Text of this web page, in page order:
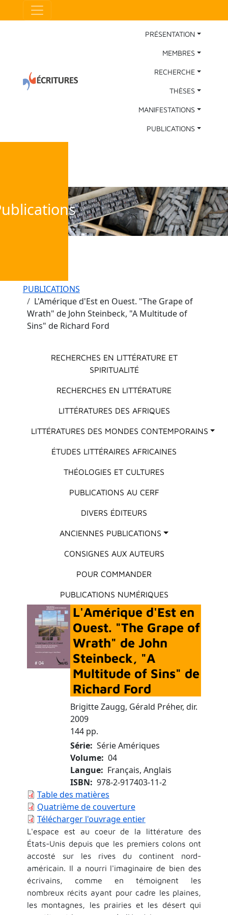
Aller au contenu principal
Main Navigation
PRÉSENTATION
MEMBRES
RECHERCHE
THÈSES
MANIFESTATIONS
PUBLICATIONS
Fil d'Ariane
PUBLICATIONS
L'Amérique d'Est en Ouest. "The Grape of
Wrath" de John Steinbeck, "A Multitude of
Sins" de Richard Ford
Menu principal
RECHERCHES EN LITTÉRATURE ET
SPIRITUALITÉ
RECHERCHES EN LITTÉRATURE
LITTÉRATURES DES AFRIQUES
LITTÉRATURES DES MONDES CONTEMPORAINS
ÉTUDES LITTÉRAIRES AFRICAINES
THÉOLOGIES ET CULTURES
PUBLICATIONS AU CERF
DIVERS ÉDITEURS
ANCIENNES PUBLICATIONS
CONSIGNES AUX AUTEURS
POUR COMMANDER
PUBLICATIONS NUMÉRIQUES
L'Amérique d'Est en
Ouest. "The Grape of
Wrath" de John
Steinbeck, "A
Multitude of Sins" de
Richard Ford
Brigitte Zaugg, Gérald Préher, dir.
2009
144 pp.
Série
Série Amériques
Volume
04
Langue
Français, Anglais
ISBN
978-2-917403-11-2
Table des matières
Quatrième de couverture
Télécharger l'ouvrage entier
L'espace est au coeur de la littérature des
États-Unis depuis que les premiers colons ont
accosté sur les rives du continent nord-
américain. Il a nourri l'imaginaire de bien des
écrivains, comme en témoignent les
nombreux récits ayant pour cadre les plaines,
les montagnes, les prairies et les désert qui
Panneau de gestion des cookies